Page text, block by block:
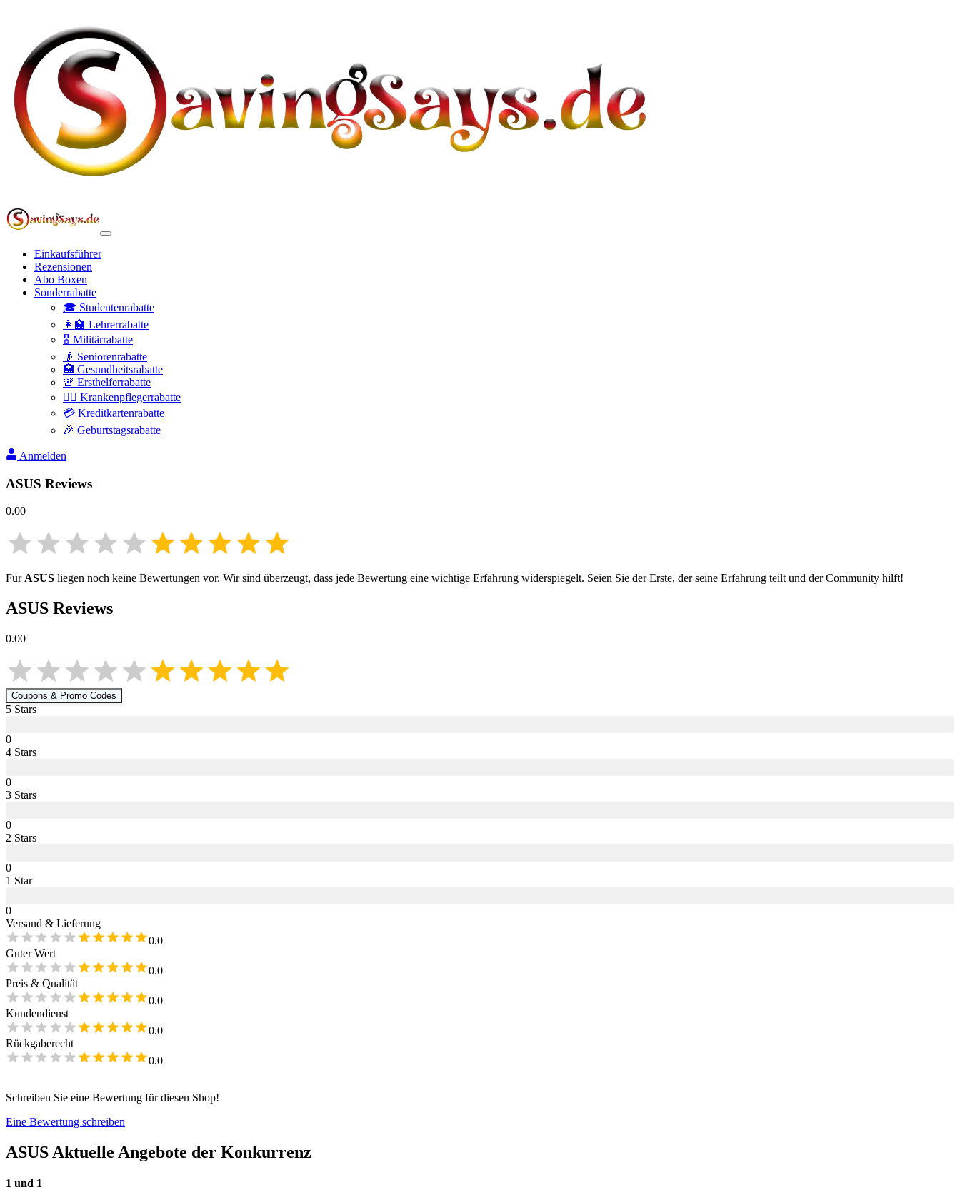
Einkaufsführer
Rezensionen
Abo Boxen
Sonderrabatte
🎓 Studentenrabatte
👩‍🏫 Lehrerrabatte
🎖️ Militärrabatte
👴 Seniorenrabatte
🏥 Gesundheitsrabatte
🚨 Ersthelferrabatte
👩‍⚕️ Krankenpflegerrabatte
💳 Kreditkartenrabatte
🎉 Geburtstagsrabatte
Anmelden
ASUS Reviews
0.00
FürASUS liegen noch keine Bewertungen vor. Wir sind überzeugt, dass jede Bewertung eine wichtige Erfahrung widerspiegelt. Seien Sie der Erste, der seine Erfahrung teilt und der Community hilft!
ASUS Reviews
0.00
Coupons & Promo Codes
5 Stars
0
4 Stars
0
3 Stars
0
2 Stars
0
1 Star
0
Versand & Lieferung
0.0
Guter Wert
0.0
Preis & Qualität
0.0
Kundendienst
0.0
Rückgaberecht
0.0
Schreiben Sie eine Bewertung für diesen Shop!
Eine Bewertung schreiben
ASUS Aktuelle Angebote der Konkurrenz
1 und 1